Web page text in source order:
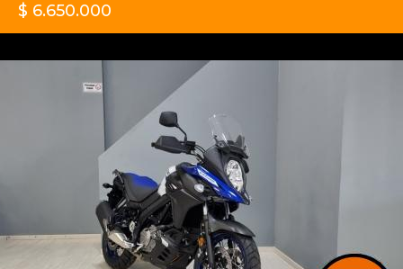
$ 6.650.000